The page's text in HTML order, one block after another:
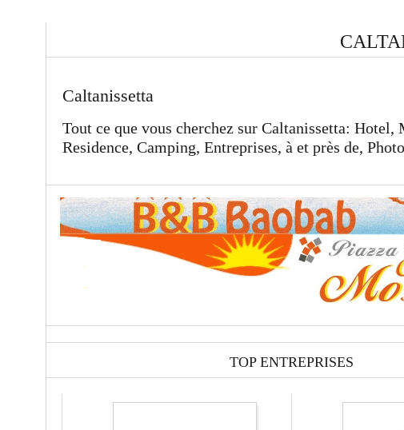
Caltanissetta
Tout ce que vous cherchez sur Caltanissetta: Hotel,
Residence, Camping, Entreprises, à et près de,
TOP ENTREPRISES